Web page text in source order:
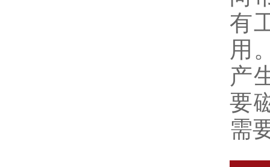
有
用
产
要
需